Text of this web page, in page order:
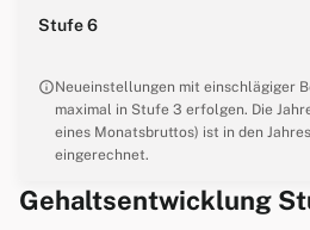
Stufe 6
infoNeueinstellungen mit einschlägiger
maximal in Stufe 3 erfolgen. Die
eines Monatsbruttos) ist in den
eingerechnet.
Gehaltsentwicklung